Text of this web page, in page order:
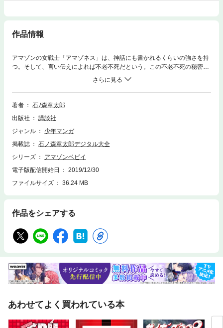
作品情報
アマゾンの女戦士「アマゾネス」は、神話にも書かれるくらいの強さを持
つ。そして、言い伝えによれば不老不死だという。この不老不死の秘密を
解き明かす為、世界的権威の人類学者・右朴念博士が探検隊を組織してア
マゾンの奥地に分け入った。その結果、アマゾネスの一人を生捕りにす
る。しかし、彼女は研究所を脱走し、婦人科専門カメラマンのダイサクに
助けられる。追手の影に怯えながらも共同生活を始めた2人だった
著者
石ﾉ森章太郎
出版社
講談社
ジャンル
少年マンガ
掲載誌
石ノ森章太郎デジタル大全
シリーズ
アマゾンベビイ
電子版配信開始日
2019/12/30
ファイルサイズ
36.24 MB
作品をシェアする
あわせてよく買われている本